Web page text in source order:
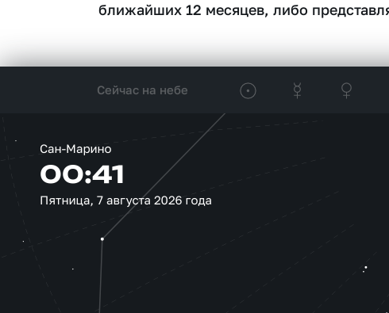
ближайших 12 месяцев, либо
Сейчас на небе